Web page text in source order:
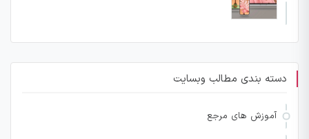
دسته بندی مطالب وبسایت
آموزش های مرجع